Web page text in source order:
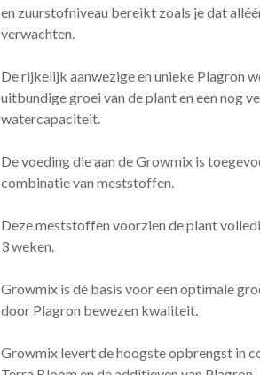
en zuurstofniveau bereikt zoals je dat
verwachten.
De rijkelijk aanwezige en unieke Plagron
uitbundige groei van de plant en een nog
watercapaciteit.
De voeding die aan de Growmix is
combinatie van meststoffen.
Deze meststoffen voorzien de plant
3 weken.
Growmix is dé basis voor een optimale
door Plagron bewezen kwaliteit.
Growmix levert de hoogste opbrengst in